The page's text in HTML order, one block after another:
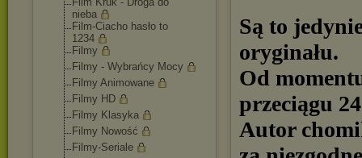
nieba
Film-Ciacho hasło to
1234
Filmy
Filmy - Wybrańcy Mocy
Filmy Animowane
Filmy HD
Filmy Klasyka
Filmy Nowość
Filmy-Seriale
Są to
oryginału.
Od
przeciągu
Autor